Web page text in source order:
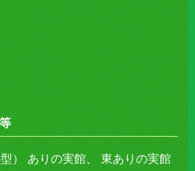
型） ありの実館、 東ありの実館